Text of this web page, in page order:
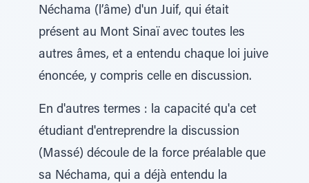
Néchama (l’âme) d'un Juif, qui était
présent au Mont Sinaï avec toutes les
autres âmes, et a entendu chaque loi juive
énoncée, y compris celle en discussion.
En d'autres termes : la capacité qu'a cet
étudiant d'entreprendre la discussion
(Massé) découle de la force préalable que
sa Néchama, qui a déjà entendu la